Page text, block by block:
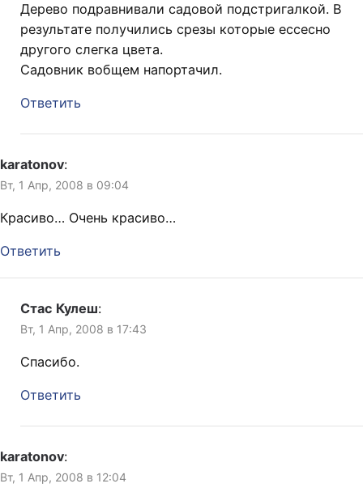
Дерево подравнивали садовой подстригалкой. В
результате получились срезы которые ессесно
другого слегка цвета.
Садовник вобщем напортачил.
Ответить
karatonov:
Вт, 1 Апр, 2008 в 09:04
Красиво… Очень красиво…
Ответить
Стас Кулеш:
Вт, 1 Апр, 2008 в 17:43
Спасибо.
Ответить
karatonov:
Вт, 1 Апр, 2008 в 12:04